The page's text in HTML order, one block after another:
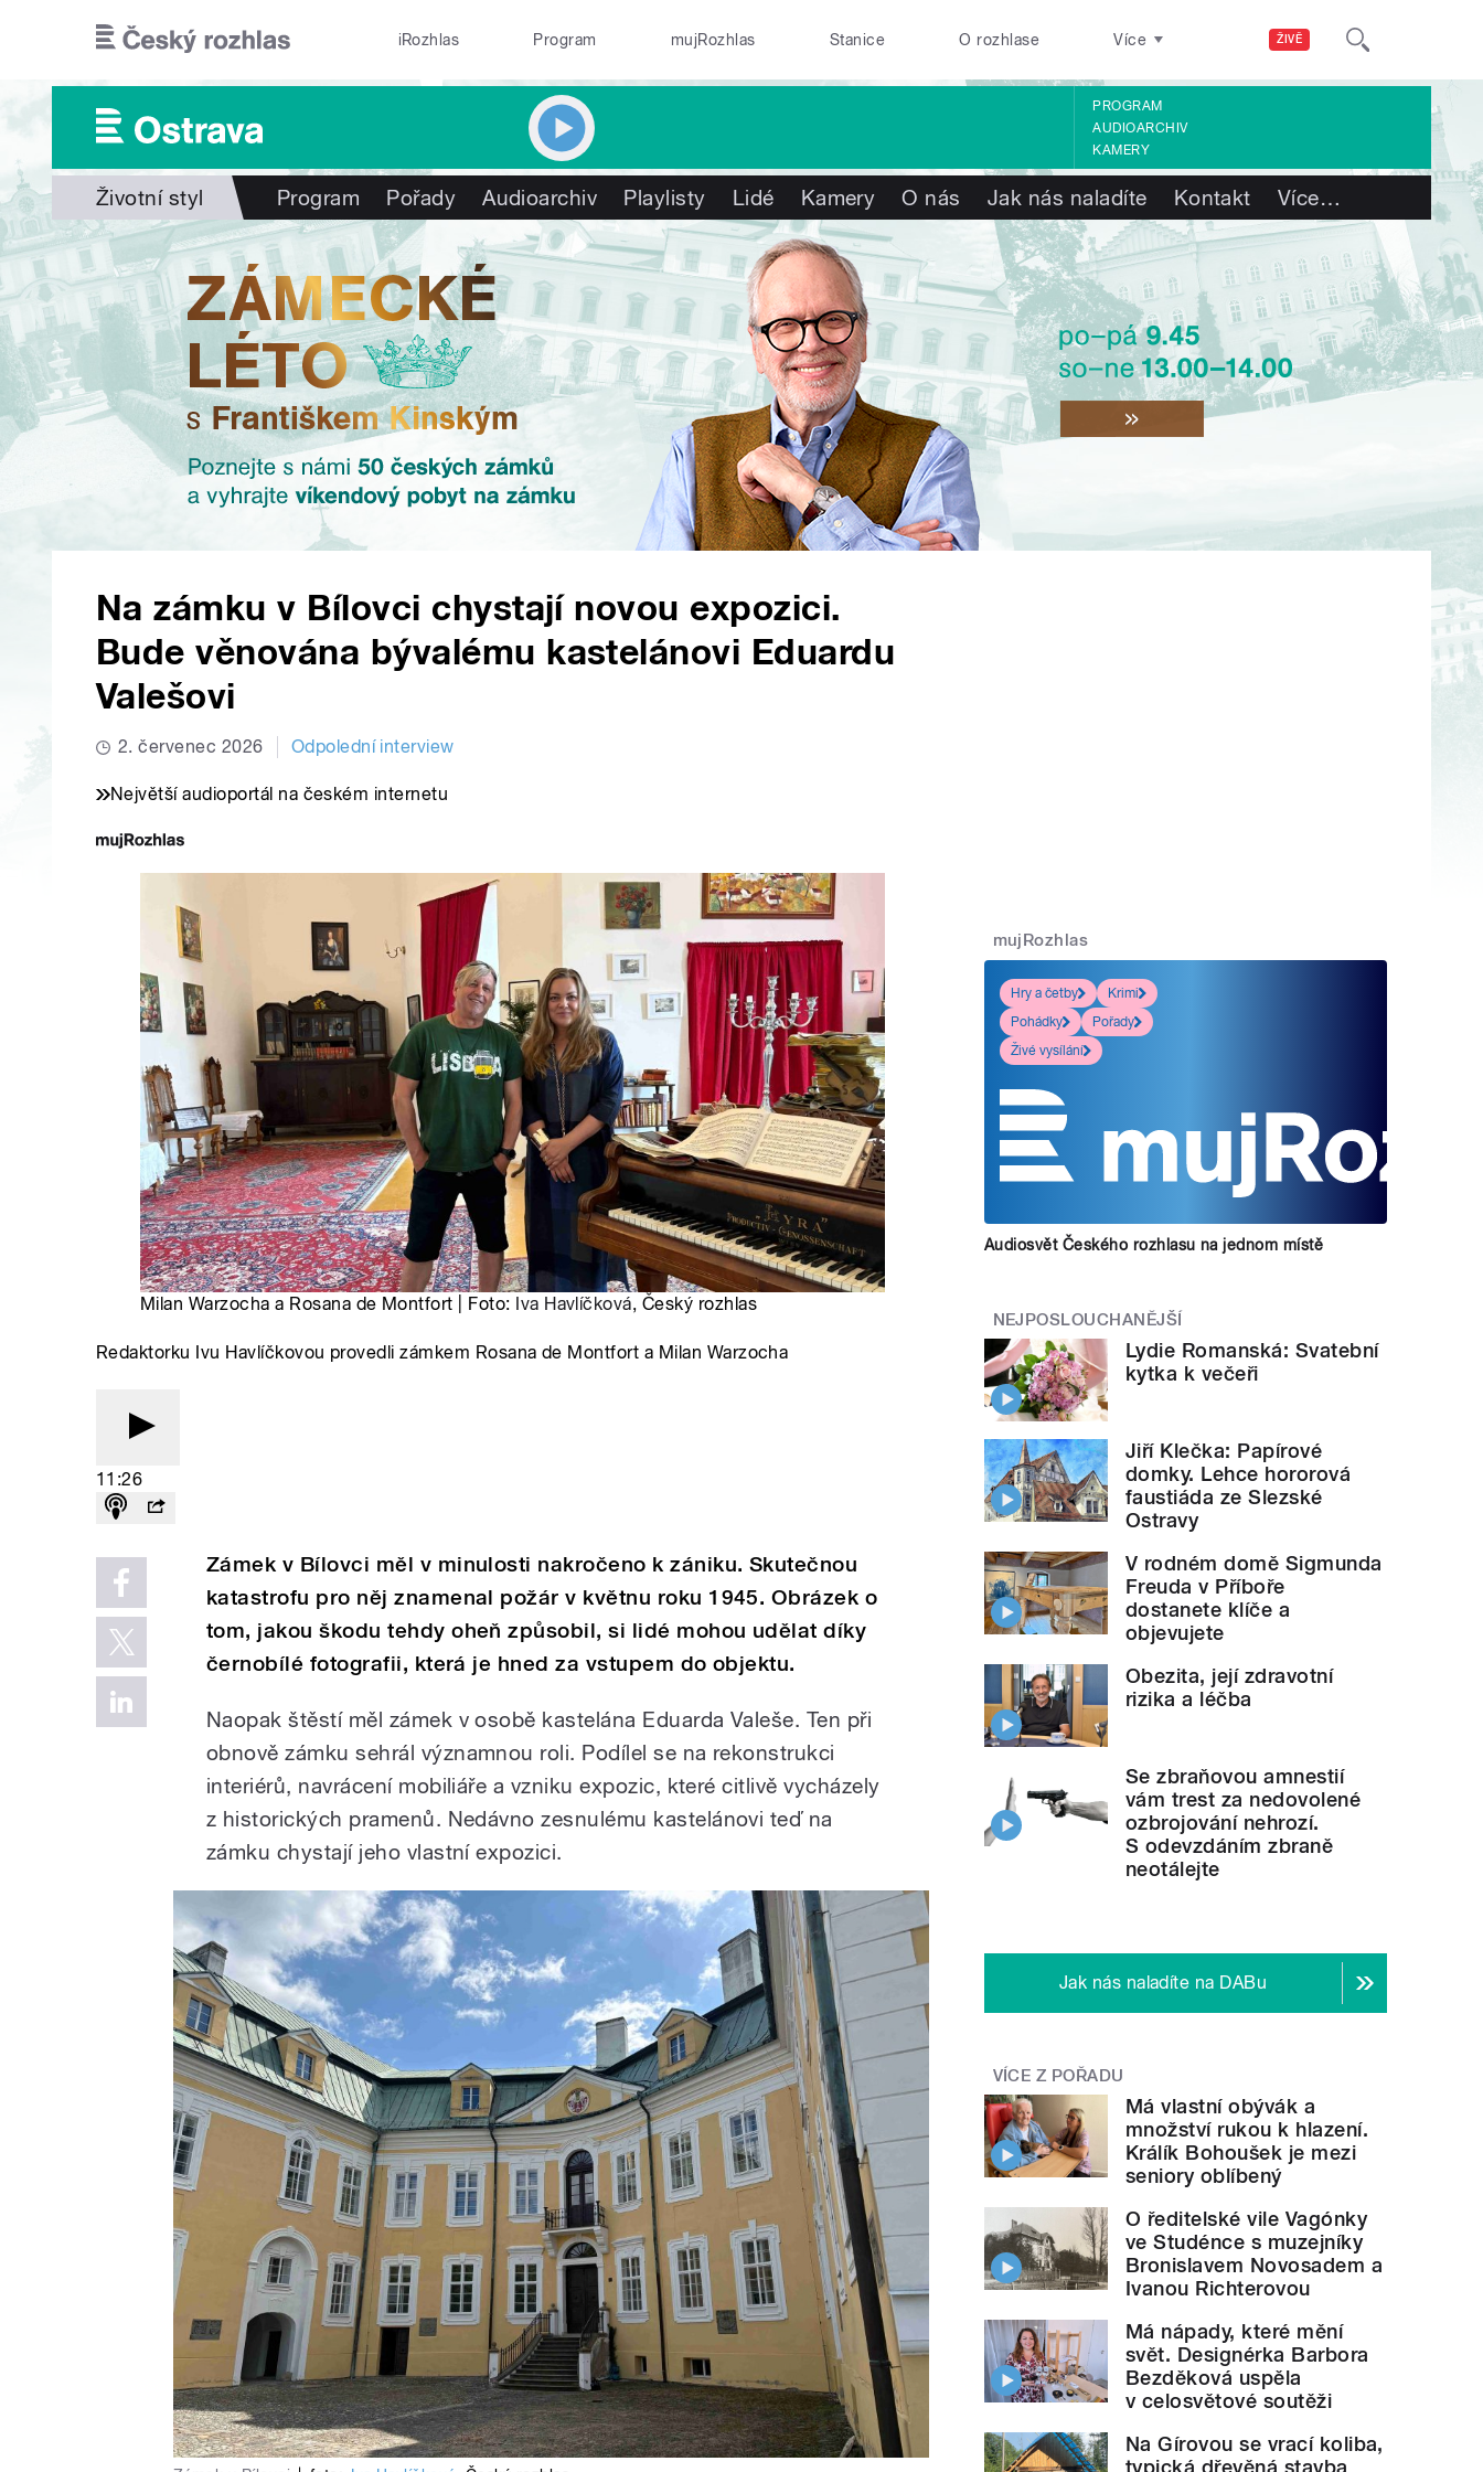
ŽIVĚ
iRozhlas Program mujRozhlas Stanice O rozhlase Více
PROGRAM
AUDIOARCHIV
KAMERY
Životní styl Program Pořady Audioarchiv Playlisty Lidé Kamery O nás Jak nás naladíte Kontakt Více…
Na zámku v Bílovci chystají novou expozici.
Bude věnována bývalému kastelánovi Eduardu
Valešovi
2. červenec 2026 Odpolední interview
Největší audioportál na českém internetu
Milan Warzocha a Rosana de Montfort | Foto: Iva Havlíčková, Český rozhlas
Redaktorku Ivu Havlíčkovou provedli zámkem Rosana de Montfort a Milan Warzocha
11:26
Zámek v Bílovci měl v minulosti nakročeno k zániku. Skutečnou
katastrofu pro něj znamenal požár v květnu roku 1945. Obrázek o
tom, jakou škodu tehdy oheň způsobil, si lidé mohou udělat díky
černobílé fotografii, která je hned za vstupem do objektu.
Naopak štěstí měl zámek v osobě kastelána Eduarda Valeše. Ten při
obnově zámku sehrál významnou roli. Podílel se na rekonstrukci
interiérů, navrácení mobiliáře a vzniku expozic, které citlivě vycházely
z historických pramenů. Nedávno zesnulému kastelánovi teď na
zámku chystají jeho vlastní expozici.
mujRozhlas
Hry a četby
Krimi
Pohádky
Pořady
Živé vysílání
Audiosvět Českého rozhlasu na jednom místě
NEJPOSLOUCHANĚJŠÍ
Lydie Romanská: Svatební
kytka k večeři
Jiří Klečka: Papírové
domky. Lehce hororová
faustiáda ze Slezské
Ostravy
V rodném domě Sigmunda
Freuda v Příboře
dostanete klíče a
objevujete
Obezita, její zdravotní
rizika a léčba
Se zbraňovou amnestií
vám trest za nedovolené
ozbrojování nehrozí.
S odevzdáním zbraně
neotálejte
Jak nás naladíte na DABu
VÍCE Z POŘADU
Má vlastní obývák a
množství rukou k hlazení.
Králík Bohoušek je mezi
seniory oblíbený
O ředitelské vile Vagónky
ve Studénce s muzejníky
Bronislavem Novosadem a
Ivanou Richterovou
Má nápady, které mění
svět. Designérka Barbora
Bezděková uspěla
v celosvětové soutěži
Na Gírovou se vrací koliba,
typická dřevěná stavba